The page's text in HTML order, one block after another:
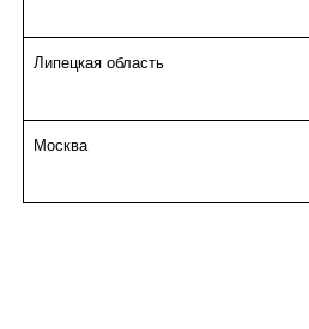
Липецкая область
Москва